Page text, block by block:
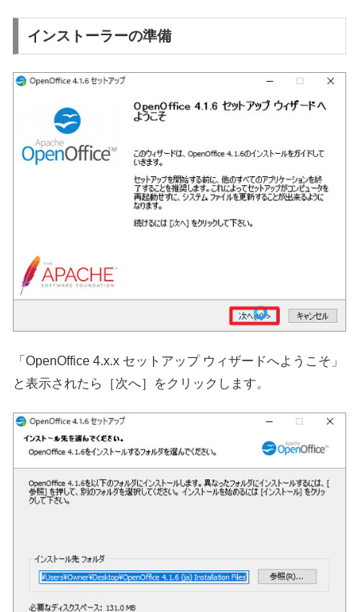
インストーラーの準備
「OpenOffice 4.x.x セットアップ ウィザードへようこそ」
と表示されたら［次へ］をクリックします。